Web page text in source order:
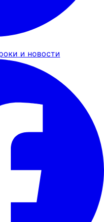
и новости